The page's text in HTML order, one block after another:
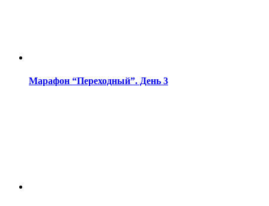
Марафон “Переходный”. День 3